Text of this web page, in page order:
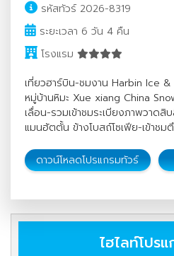
รหัสทัวร์ 2026-8319
ระยะเวลา 6 วัน 4 คืน
โรงแรม
เที่ยวฮาร์บิน-ชมงาน Harbin Ice
หมู่บ้านหิมะ Xue xiang China
เลื่อน-รวมเข้าชมระเบียงภาพวา
แมนฮัตตั้น ข้างโบสถ์โซเฟีย-เข้าชม
ดาวน์โหลดโปรแกรมทัวร์
ไฮไลท์โปร